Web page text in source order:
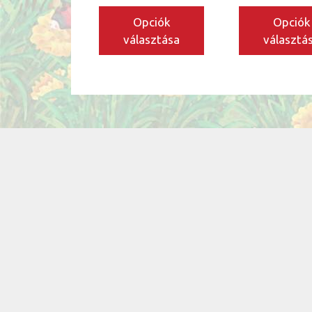
Opciók
választása
ki
Opciók
ki